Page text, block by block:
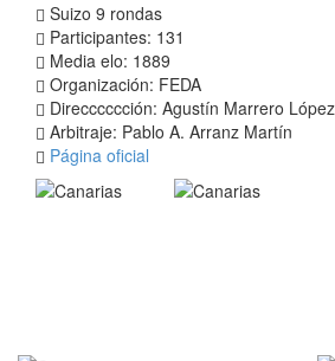
Suizo 9 rondas
Participantes: 131
Media elo: 1889
Organización: FEDA
Direcccccción: Agustín Marrero López
Arbitraje: Pablo A. Arranz Martín
Página oficial